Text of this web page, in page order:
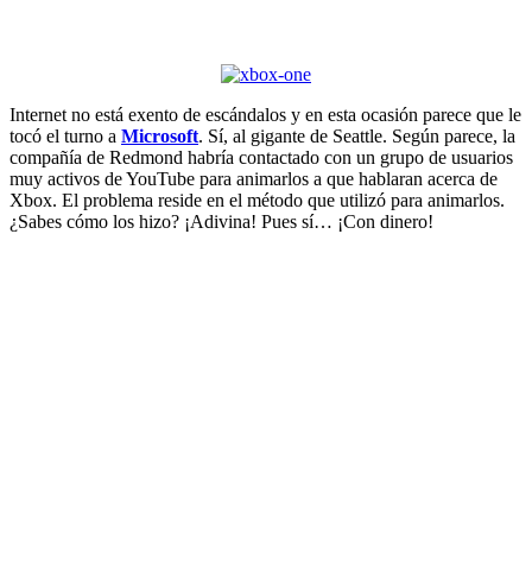
Internet no está exento de escándalos y en esta ocasión parece que le
tocó el turno a Microsoft. Sí, al gigante de Seattle. Según parece, la
compañía de Redmond habría contactado con un grupo de usuarios
muy activos de YouTube para animarlos a que hablaran acerca de
Xbox. El problema reside en el método que utilizó para animarlos.
¿Sabes cómo los hizo? ¡Adivina! Pues sí… ¡Con dinero!